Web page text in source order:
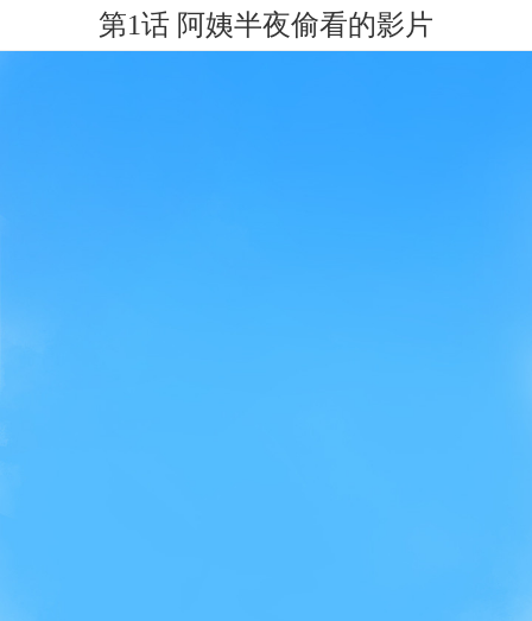
第1话 阿姨半夜偷看的影片